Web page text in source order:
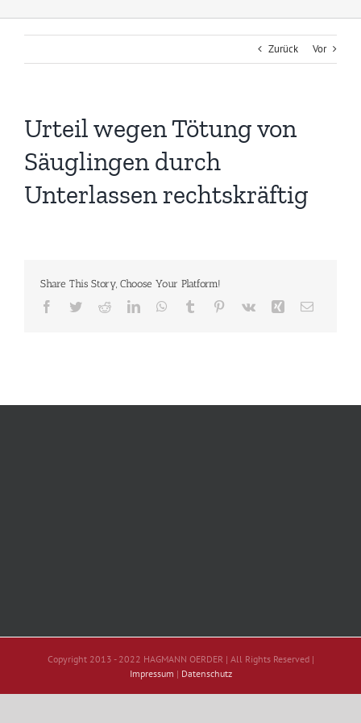
Zurück Vor
Urteil wegen Tötung von
Säuglingen durch
Unterlassen rechtskräftig
Share This Story, Choose Your Platform!
Facebook
TwitterRedditLinkedInWhatsApp
Tumblr Pinterest
Vk Xing E-
Copyright 2013 - 2022 HAGMANN OERDER | All Rights Reserved |
Impressum | Datenschutz